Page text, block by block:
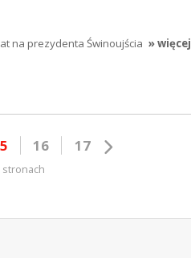
na prezydenta Świnoujścia » więcej
16 17
stronach